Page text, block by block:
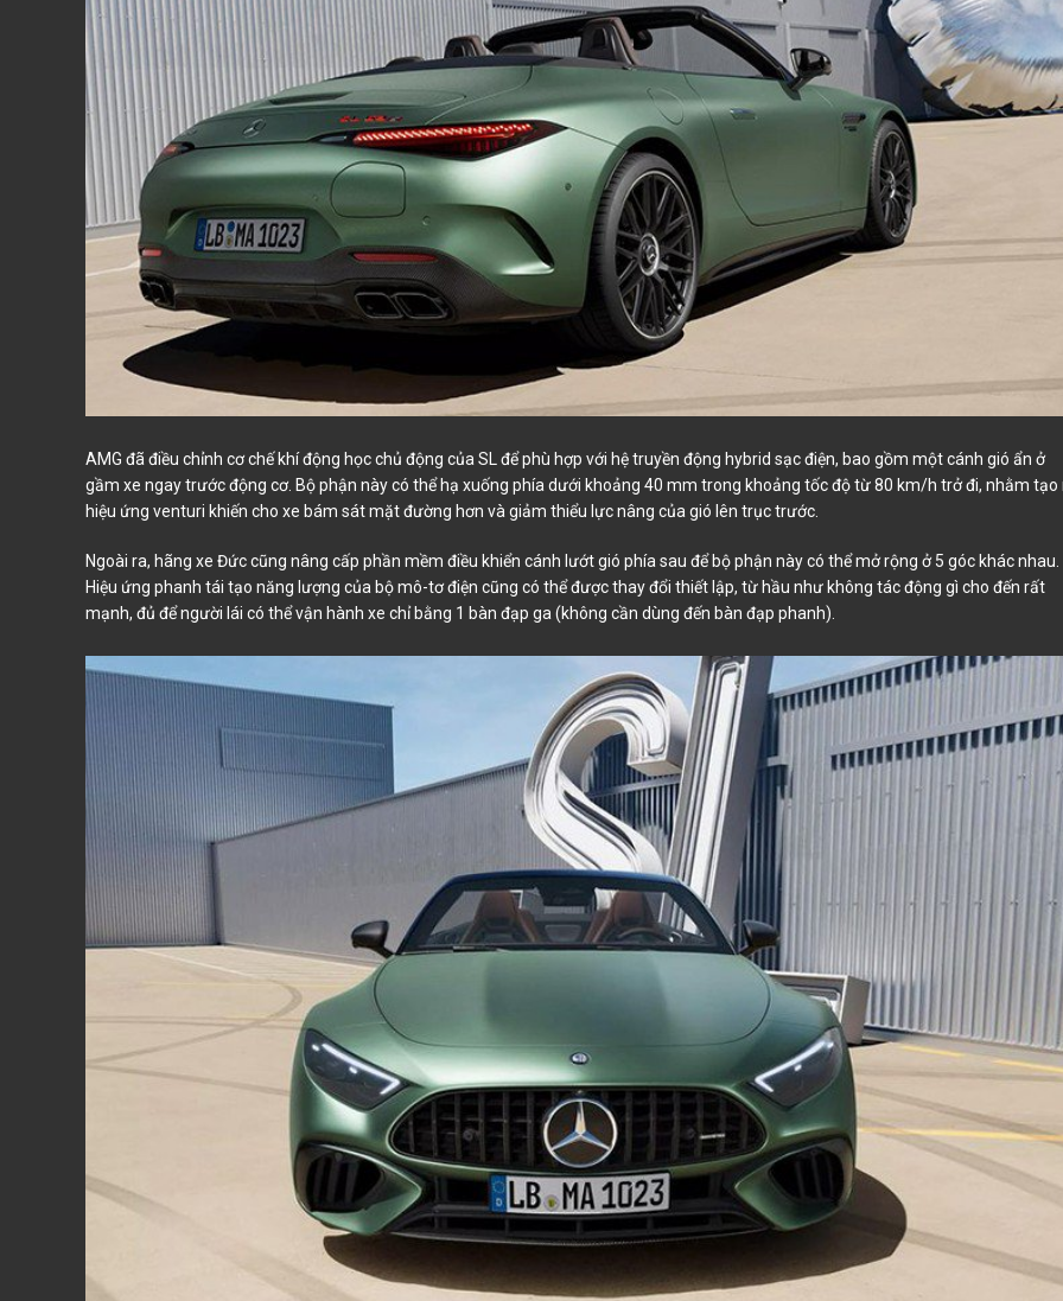
AMG đã điều chỉnh cơ chế khí động học chủ động của SL để phù hợp với hệ truyền động hybrid sạc điện, bao gồm một cánh gió ẩn ở
gầm xe ngay trước động cơ. Bộ phận này có thể hạ xuống phía dưới khoảng 40 mm trong khoảng tốc độ từ 80 km/h trở đi, nhằm tạo
hiệu ứng venturi khiến cho xe bám sát mặt đường hơn và giảm thiểu lực nâng của gió lên trục trước.
Ngoài ra, hãng xe Đức cũng nâng cấp phần mềm điều khiển cánh lướt gió phía sau để bộ phận này có thể mở rộng ở 5 góc khác nhau.
Hiệu ứng phanh tái tạo năng lượng của bộ mô-tơ điện cũng có thể được thay đổi thiết lập, từ hầu như không tác động gì cho đến rất
mạnh, đủ để người lái có thể vận hành xe chỉ bằng 1 bàn đạp ga (không cần dùng đến bàn đạp phanh).